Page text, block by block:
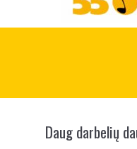
Daug darbelių